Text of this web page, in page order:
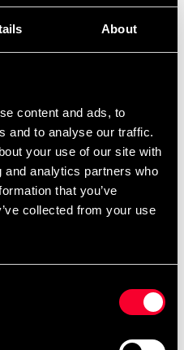
About
content and ads, to
and to analyse our traffic.
your use of our site with
analytics partners who
that you’ve
collected from your use
stock.
Add to cart
mattan.